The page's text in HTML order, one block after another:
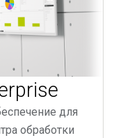
для
обработки